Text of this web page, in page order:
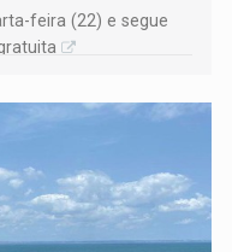
feira (22) e segue